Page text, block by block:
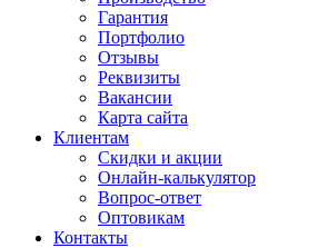
Гарантия
Портфолио
Отзывы
Реквизиты
Вакансии
Карта сайта
Клиентам
Скидки и акции
Онлайн-калькулятор
Вопрос-ответ
Оптовикам
Контакты